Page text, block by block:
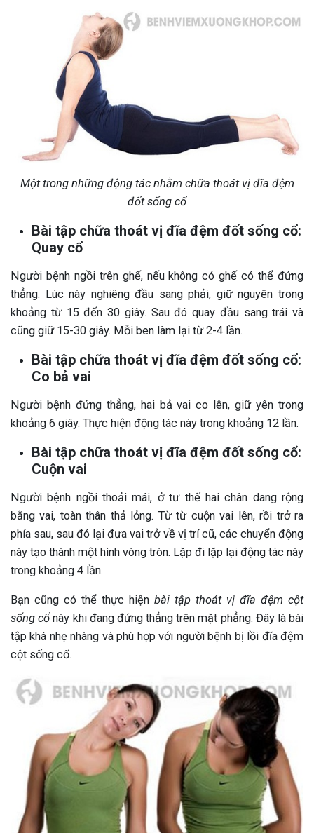
Một trong những động tác nhằm chữa thoát vị đĩa đệm
đốt sống cổ
Bài tập chữa thoát vị đĩa đệm đốt sống cổ:
Quay cổ
Người bệnh ngồi trên ghế, nếu không có ghế có thể đứng
thẳng. Lúc này nghiêng đầu sang phải, giữ nguyên trong
khoảng từ 15 đến 30 giây. Sau đó quay đầu sang trái và
cũng giữ 15-30 giây. Mỗi ben làm lại từ 2-4 lần.
Bài tập chữa thoát vị đĩa đệm đốt sống cổ:
Co bả vai
Người bệnh đứng thẳng, hai bả vai co lên, giữ yên trong
khoảng 6 giây. Thực hiện động tác này trong khoảng 12 lần.
Bài tập chữa thoát vị đĩa đệm đốt sống cổ:
Cuộn vai
Người bệnh ngồi thoải mái, ở tư thế hai chân dang rộng
bằng vai, toàn thân thả lỏng. Từ từ cuộn vai lên, rồi trở ra
phía sau, sau đó lại đưa vai trở về vị trí cũ, các chuyển động
này tạo thành một hình vòng tròn. Lặp đi lặp lại động tác này
trong khoảng 4 lần.
Bạn cũng có thể thực hiện bài tập thoát vị đĩa đệm cột
sống cổnày khi đang đứng thẳng trên mặt phẳng. Đây là bài
tập khá nhẹ nhàng và phù hợp với người bệnh bị lồi đĩa đệm
cột sống cổ.